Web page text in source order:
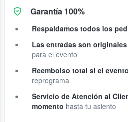
Garantía 100%
Respaldamos todos los
Las entradas son originales
para el evento
Reembolso total si el
reprograma
Servicio de Atención al
momento hasta tu asiento